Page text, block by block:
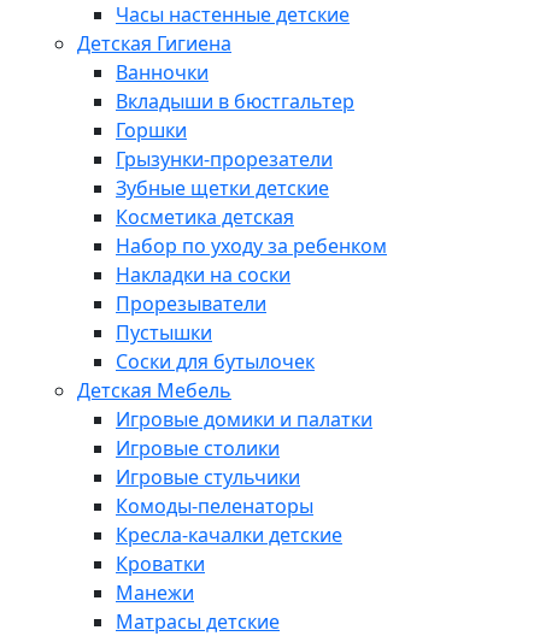
Часы настенные детские
Детская Гигиена
Ванночки
Вкладыши в бюстгальтер
Горшки
Грызунки-прорезатели
Зубные щетки детские
Косметика детская
Набор по уходу за ребенком
Накладки на соски
Прорезыватели
Пустышки
Соски для бутылочек
Детская Мебель
Игровые домики и палатки
Игровые столики
Игровые стульчики
Комоды-пеленаторы
Кресла-качалки детские
Кроватки
Манежи
Матрасы детские